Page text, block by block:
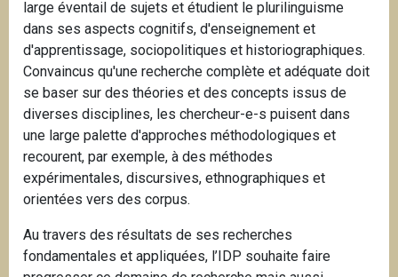
r
i
a
n
e
large éventail de sujets et étudient le plurilinguisme
dans ses aspects cognitifs, d'enseignement et
d'apprentissage, sociopolitiques et historiographiques.
Convaincus qu'une recherche complète et adéquate doit
se baser sur des théories et des concepts issus de
diverses disciplines, les chercheur-e-s puisent dans
une large palette d'approches méthodologiques et
recourent, par exemple, à des méthodes
expérimentales, discursives, ethnographiques et
orientées vers des corpus.
Au travers des résultats de ses recherches
fondamentales et appliquées, l’IDP souhaite faire